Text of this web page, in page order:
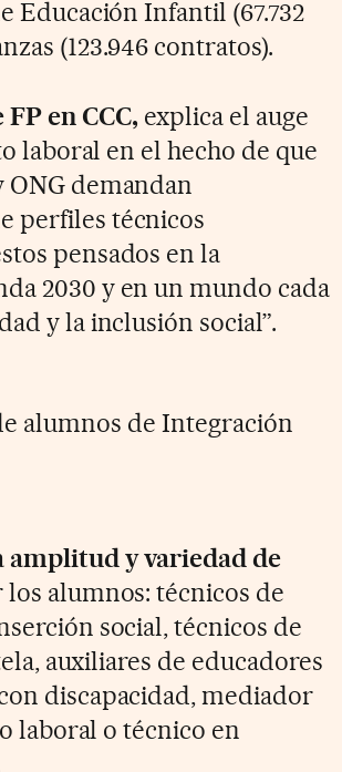
Educación Infantil (67.732
(123.946 contratos).
en CCC,explica el auge
laboral en el hecho de que
ONG demandan
perfiles técnicos
pensados en la
2030 y en un mundo cada
y la inclusión social”.
alumnos de Integración
amplitud y variedad de
alumnos: técnicos de
social, técnicos de
auxiliares de educadores
discapacidad, mediador
laboral o técnico en